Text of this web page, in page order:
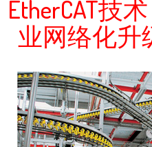
EtherCAT技
业网络化升